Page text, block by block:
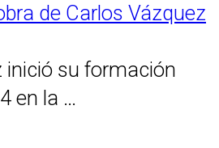
de Carlos Vázquez
inició su formación
en la …